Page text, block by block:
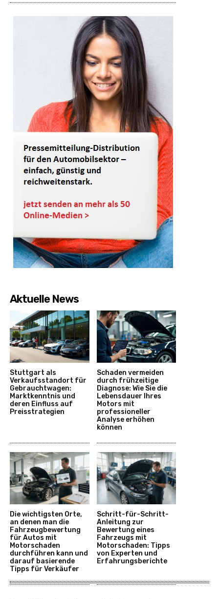
Aktuelle News
Stuttgart als
Verkaufsstandort für
Gebrauchtwagen:
Marktkenntnis und
deren Einfluss auf
Preisstrategien
Schaden vermeiden
durch frühzeitige
Diagnose: Wie Sie die
Lebensdauer Ihres
Motors mit
professioneller
Analyse erhöhen
können
Die wichtigsten Orte,
an denen man die
Fahrzeugbewertung
für Autos mit
Motorschaden
durchführen kann und
darauf basierende
Tipps für Verkäufer
Schritt-für-Schritt-
Anleitung zur
Bewertung eines
Fahrzeugs mit
Motorschaden: Tipps
von Experten und
Erfahrungsberichte